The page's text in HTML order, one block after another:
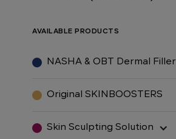
AVAILABLE PRODUCTS
NASHA & OBT Dermal Filler
Original SKINBOOSTERS
Skin Sculpting Solution